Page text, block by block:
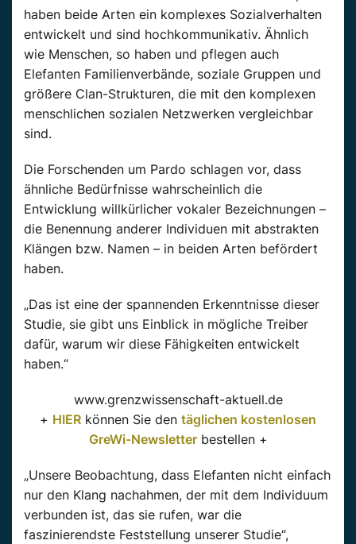
haben beide Arten ein komplexes Sozialverhalten
entwickelt und sind hochkommunikativ. Ähnlich
wie Menschen, so haben und pflegen auch
Elefanten Familienverbände, soziale Gruppen und
größere Clan-Strukturen, die mit den komplexen
menschlichen sozialen Netzwerken vergleichbar
sind.
Die Forschenden um Pardo schlagen vor, dass
ähnliche Bedürfnisse wahrscheinlich die
Entwicklung willkürlicher vokaler Bezeichnungen –
die Benennung anderer Individuen mit abstrakten
Klängen bzw. Namen – in beiden Arten befördert
haben.
„Das ist eine der spannenden Erkenntnisse dieser
Studie, sie gibt uns Einblick in mögliche Treiber
dafür, warum wir diese Fähigkeiten entwickelt
haben.“
www.grenzwissenschaft-aktuell.de
+ HIER können Sie den täglichen kostenlosen
GreWi-Newsletterbestellen +
„Unsere Beobachtung, dass Elefanten nicht einfach
nur den Klang nachahmen, der mit dem Individuum
verbunden ist, das sie rufen, war die
faszinierendste Feststellung unserer Studie“,